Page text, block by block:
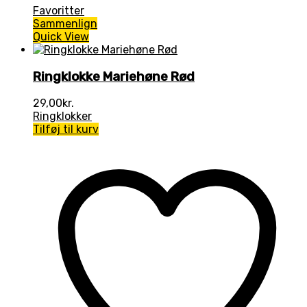
Favoritter
Sammenlign
Quick View
Ringklokke Mariehøne Rød
29,00kr.
Ringklokker
Tilføj til kurv